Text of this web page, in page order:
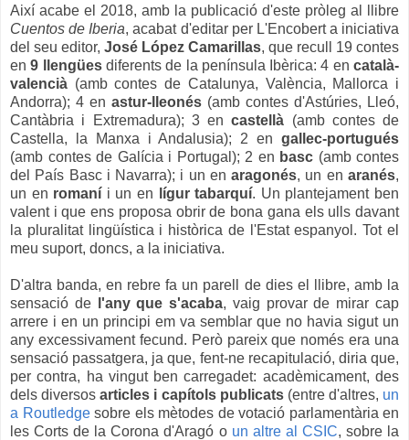
Així acabe el 2018, amb la publicació d'este pròleg al llibre
Cuentos de Iberia, acabat d'editar per L'Encobert a iniciativa
del seu editor, José López Camarillas, que recull 19 contes
en9 llengüesdiferents de la península Ibèrica: 4 encatalà-
valencià (amb contes de Catalunya, València, Mallorca i
Andorra); 4 en astur-lleonés (amb contes d'Astúries, Lleó,
Cantàbria i Extremadura); 3 encastellà (amb contes de
Castella, la Manxa i Andalusia); 2 en gallec-portugués
(amb contes de Galícia i Portugal); 2 en basc (amb contes
del País Basc i Navarra); i un enaragonés, un enaranés,
un en romaní i un en lígur tabarquí. Un plantejament ben
valent i que ens proposa obrir de bona gana els ulls davant
la pluralitat lingüística i històrica de l'Estat espanyol. Tot el
meu suport, doncs, a la iniciativa.
D'altra banda, en rebre fa un parell de dies el llibre, amb la
sensació de
l'any que s'acaba, vaig provar de mirar cap
arrere i en un principi em va semblar que no havia sigut un
any excessivament fecund. Però pareix que només era una
sensació passatgera, ja que, fent-ne recapitulació, diria que,
per contra, ha vingut ben carregadet: acadèmicament, des
dels diversosarticles i capítols publicats(entre d'altres, un
a Routledgesobre els mètodes de votació parlamentària en
les Corts de la Corona d'Aragó o un altre al CSIC, sobre la